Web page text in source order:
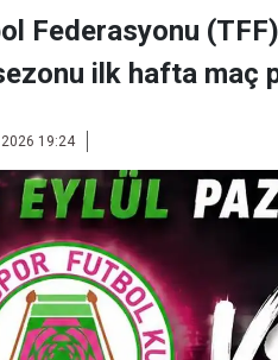
Federasyonu
ilk hafta maç
19:24